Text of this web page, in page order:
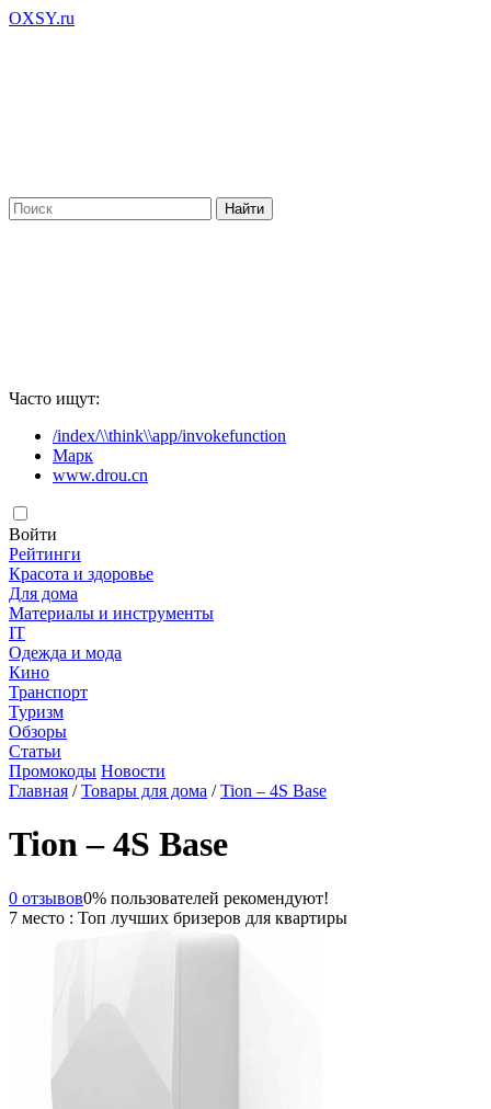
OXSY.ru
Часто ищут:
/index/\\think\\app/invokefunction
Марк
www.drou.cn
Войти
Рейтинги
Красота и здоровье
Для дома
Материалы и инструменты
IT
Одежда и мода
Кино
Транспорт
Туризм
Обзоры
Статьи
Промокоды Новости
Главная /Товары для дома /Tion – 4S Base
Tion – 4S Base
0 отзывов0% пользователей рекомендуют!
7 место : Топ лучших бризеров для квартиры